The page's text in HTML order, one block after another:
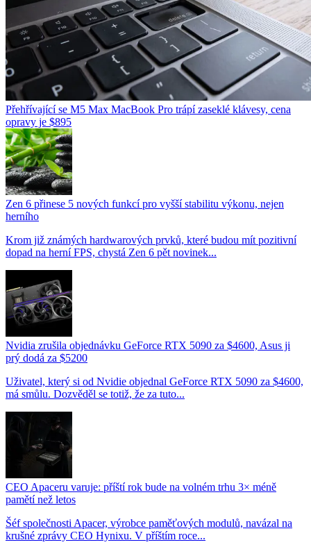
Přehřívající se M5 Max MacBook Pro trápí zaseklé klávesy, cena
opravy je $895
Zen 6 přinese 5 nových funkcí pro vyšší stabilitu výkonu, nejen
herního
Krom již známých hardwarových prvků, které budou mít pozitivní
dopad na herní FPS, chystá Zen 6 pět novinek...
Nvidia zrušila objednávku GeForce RTX 5090 za $4600, Asus ji
prý dodá za $5200
Uživatel, který si od Nvidie objednal GeForce RTX 5090 za $4600,
má smůlu. Dozvěděl se totiž, že za tuto...
CEO Apaceru varuje: příští rok bude na volném trhu 3× méně
pamětí než letos
Šéf společnosti Apacer, výrobce paměťových modulů, navázal na
krušné zprávy CEO Hynixu. V příštím roce...